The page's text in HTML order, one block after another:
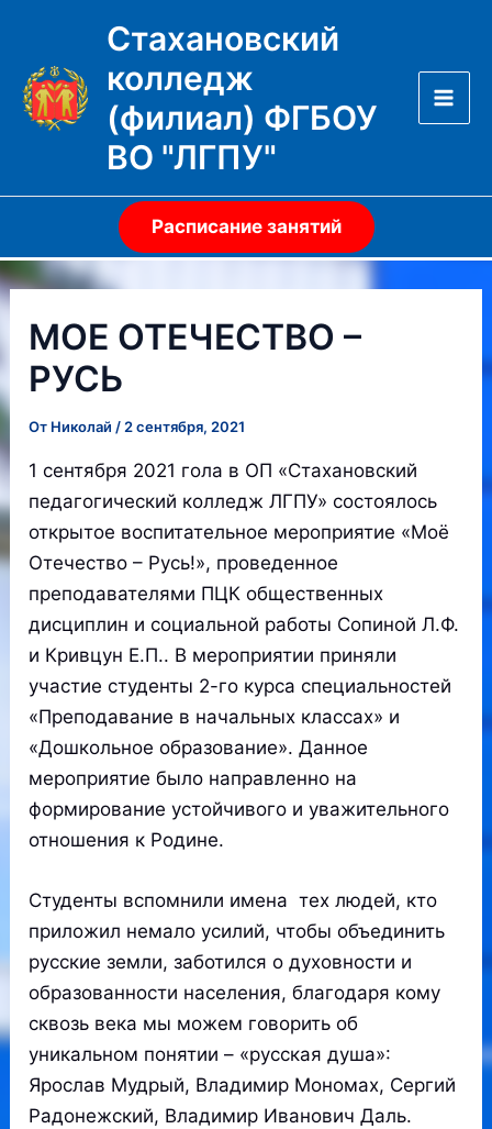
содержимому
Стахановский
колледж
(филиал) ФГБОУ
ВО "ЛГПУ"
Расписание занятий
МОЕ ОТЕЧЕСТВО –
РУСЬ
От Николай / 2 сентября, 2021
1 сентября 2021 гола в ОП «Стахановский
педагогический колледж ЛГПУ» состоялось
открытое воспитательное мероприятие «Моё
Отечество – Русь!», проведенное
преподавателями ПЦК общественных
дисциплин и социальной работы Сопиной Л.Ф.
и Кривцун Е.П.. В мероприятии приняли
участие студенты 2-го курса специальностей
«Преподавание в начальных классах» и
«Дошкольное образование». Данное
мероприятие было направленно на
формирование устойчивого и уважительного
отношения к Родине.
Студенты вспомнили имена тех людей, кто
приложил немало усилий, чтобы объединить
русские земли, заботился о духовности и
образованности населения, благодаря кому
сквозь века мы можем говорить об
уникальном понятии – «русская душа»:
Ярослав Мудрый, Владимир Мономах, Сергий
Радонежский, Владимир Иванович Даль.